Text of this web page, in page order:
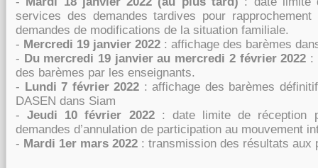
services des demandes tardives pour
demandes de modifications de la situation familiale.
- Mercredi 19 janvier 2022 : affichage des barèmes
- Du mercredi 19 janvier au mercredi 2 février 2022 :
des barèmes par les enseignants.
- Lundi 7 février 2022 :affichage des barèmes
DASEN dans Siam
-Jeudi 10 février 2022 : date limite de réception
demandes d’annulation de participation au mouvement
- Mardi 1er mars 2022 : transmission des résultats aux